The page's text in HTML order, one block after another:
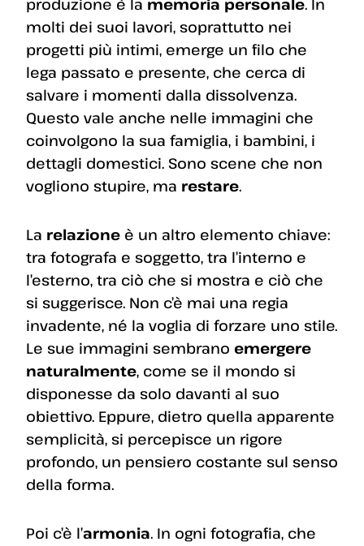
molti dei suoi lavori, soprattutto nei
progetti più intimi, emerge un filo che
lega passato e presente, che cerca di
salvare i momenti dalla dissolvenza.
Questo vale anche nelle immagini che
coinvolgono la sua famiglia, i bambini, i
dettagli domestici. Sono scene che non
vogliono stupire, ma restare.
La relazione è un altro elemento chiave:
tra fotografa e soggetto, tra l’interno e
l’esterno, tra ciò che si mostra e ciò che
si suggerisce. Non c’è mai una regia
invadente, né la voglia di forzare uno stile.
Le sue immagini sembrano emergere
naturalmente, come se il mondo si
disponesse da solo davanti al suo
obiettivo. Eppure, dietro quella apparente
semplicità, si percepisce un rigore
profondo, un pensiero costante sul senso
della forma.
Poi c’è l’armonia. In ogni fotografia, che